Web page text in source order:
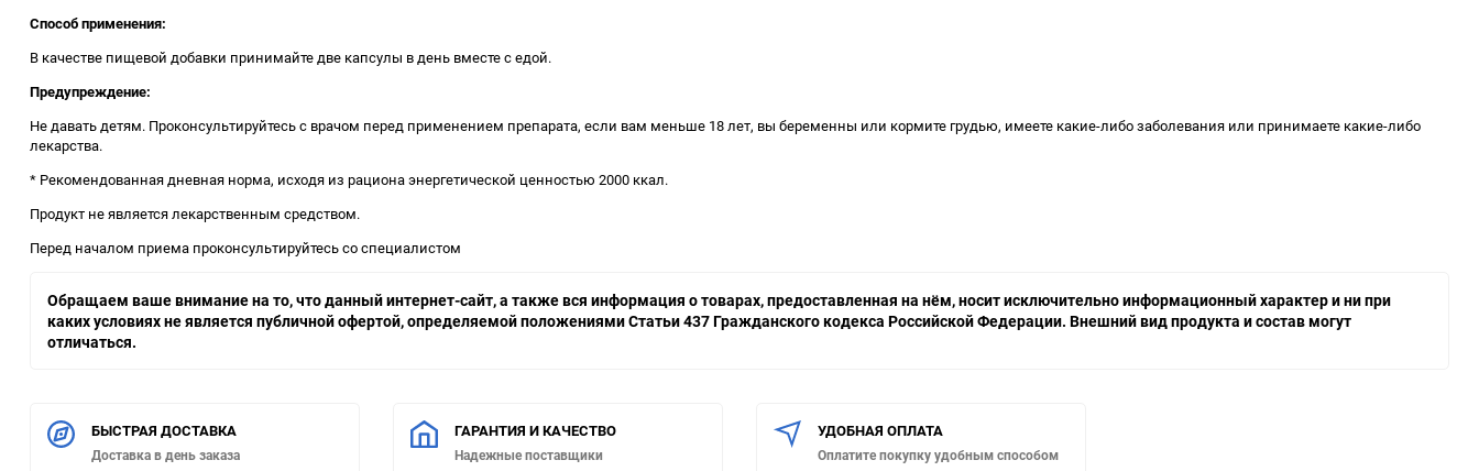
Способ применения:
В качестве пищевой добавки принимайте две капсулы в день вместе с едой.
Предупреждение:
Не давать детям. Проконсультируйтесь с врачом перед применением препарата, если вам меньше 18 лет, вы беременны или кормите грудью, имеете какие-либо заболевания или принимаете какие-либо
лекарства.
* Рекомендованная дневная норма, исходя из рациона энергетической ценностью 2000 ккал.
Продукт не является лекарственным средством.
Перед началом приема проконсультируйтесь со специалистом
Обращаем ваше внимание на то, что данный интернет-сайт, а также вся информация о товарах, предоставленная на нём, носит исключительно информационный характер и ни при
каких условиях не является публичной офертой, определяемой положениями Статьи 437 Гражданского кодекса Российской Федерации. Внешний вид продукта и состав могут
отличаться.
БЫСТРАЯ ДОСТАВКА
Доставка в день заказа
ГАРАНТИЯ И КАЧЕСТВО
Надежные поставщики
УДОБНАЯ ОПЛАТА
Оплатите покупку удобным способом